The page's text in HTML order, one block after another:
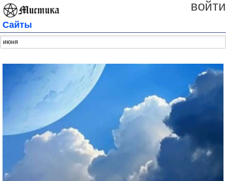
войти
Сайты